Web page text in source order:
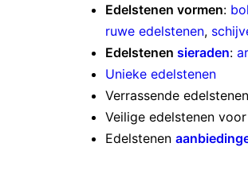
Edelstenen vormen:
ruwe edelstenen,
Edelstenen sieraden:
Unieke edelstenen
Verrassende edelstenen
Veilige edelstenen voor
Edelstenen